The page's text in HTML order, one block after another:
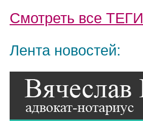
Смотреть все ТЕГИ
Лента новостей: